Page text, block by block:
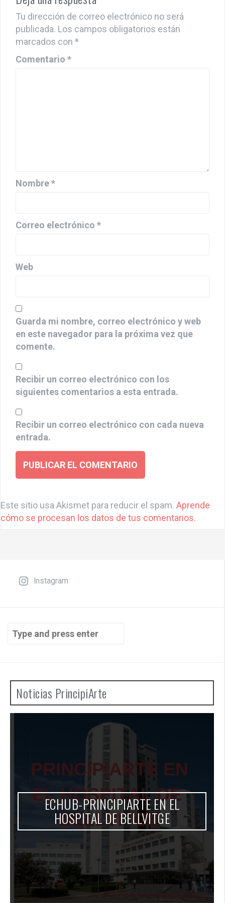
Tu dirección de correo electrónico no será
publicada. Los campos obligatorios están
marcados con *
Comentario *
Nombre*
Correo electrónico *
Web
Guarda mi nombre, correo electrónico y web
en este navegador para la próxima vez que
comente.
Recibir un correo electrónico con los
siguientes comentarios a esta entrada.
Recibir un correo electrónico con cada nueva
entrada.
l
t
:
Este sitio usa Akismet para reducir el spam. Aprende
cómo se procesan los datos de tus comentarios.
Instagram
Search
for:
Noticias PrincipiArte
ECHUB-PRINCIPIARTE EN EL
HOSPITAL DE BELLVITGE